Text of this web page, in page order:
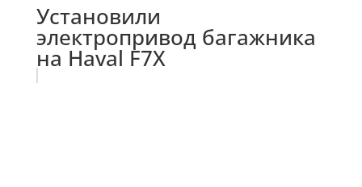
Установили
электропривод багажника
на Haval F7X